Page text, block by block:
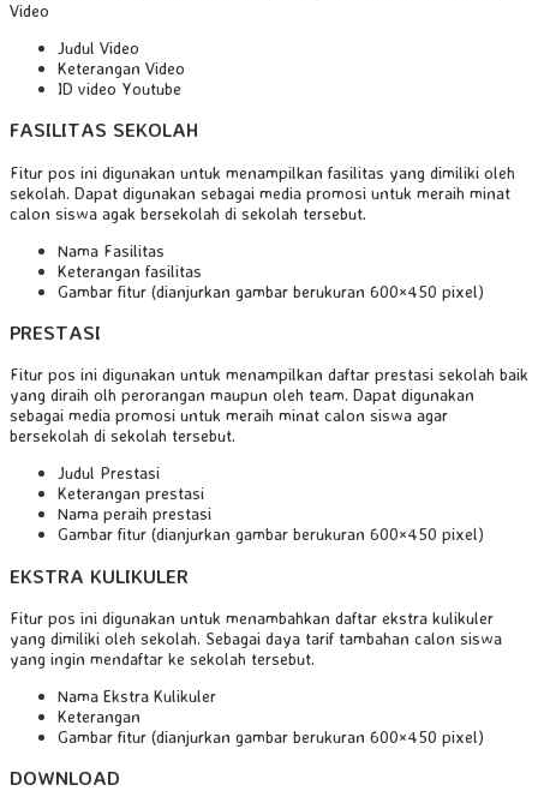
Video
Judul Video
Keterangan Video
ID video Youtube
FASILITAS SEKOLAH
Fitur pos ini digunakan untuk menampilkan fasilitas yang dimiliki oleh
sekolah. Dapat digunakan sebagai media promosi untuk meraih minat
calon siswa agak bersekolah di sekolah tersebut.
Nama Fasilitas
Keterangan fasilitas
Gambar fitur (dianjurkan gambar berukuran 600×450 pixel)
PRESTASI
Fitur pos ini digunakan untuk menampilkan daftar prestasi sekolah baik
yang diraih olh perorangan maupun oleh team. Dapat digunakan
sebagai media promosi untuk meraih minat calon siswa agar
bersekolah di sekolah tersebut.
Judul Prestasi
Keterangan prestasi
Nama peraih prestasi
Gambar fitur (dianjurkan gambar berukuran 600×450 pixel)
EKSTRA KULIKULER
Fitur pos ini digunakan untuk menambahkan daftar ekstra kulikuler
yang dimiliki oleh sekolah. Sebagai daya tarif tambahan calon siswa
yang ingin mendaftar ke sekolah tersebut.
Nama Ekstra Kulikuler
Keterangan
Gambar fitur (dianjurkan gambar berukuran 600×450 pixel)
DOWNLOAD